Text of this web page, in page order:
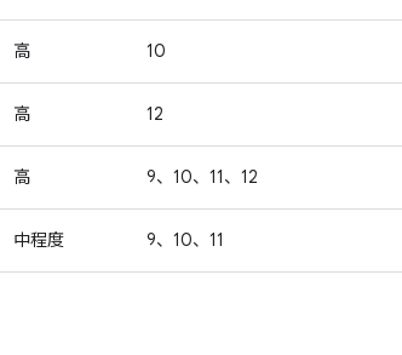
高 10
高 12
高 9、10、11、12
中程度 9、10、11